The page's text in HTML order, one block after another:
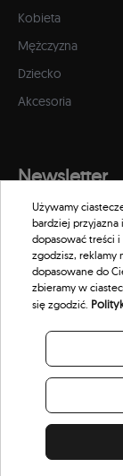
Kobieta
Mężczyzna
Dziecko
Akcesoria
Newsletter
Zapisz się do
promocjach i
© 2026
Używamy
bardziej przyjazna
dopasować treści
zgodzisz, reklamy
dopasowane do
zbieramy w
się zgodzić.